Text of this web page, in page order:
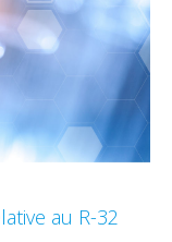
au R-32